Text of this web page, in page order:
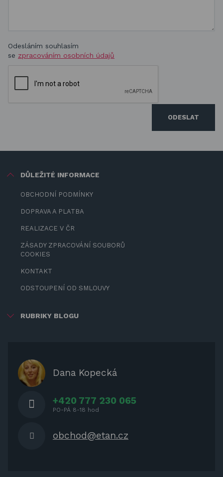
Odesláním souhlasím
se zpracováním osobních údajů
ODESLAT
DŮLEŽITÉ INFORMACE
OBCHODNÍ PODMÍNKY
DOPRAVA A PLATBA
REALIZACE V ČR
ZÁSADY ZPRACOVÁNÍ SOUBORŮ
COOKIES
KONTAKT
ODSTOUPENÍ OD SMLOUVY
RUBRIKY BLOGU
OCHRANNÉ KRYTY NA ZAHRADNÍ
NÁBYTEK
Dana Kopecká
+420 777 230 065
PO-PÁ 8-18 hod
obchod@etan.cz